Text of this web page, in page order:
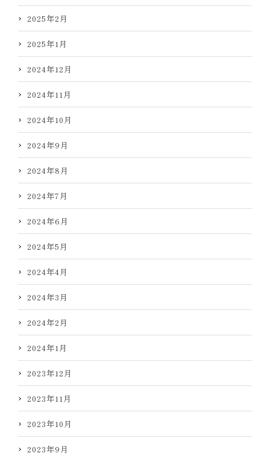
2025年2月
2025年1月
2024年12月
2024年11月
2024年10月
2024年9月
2024年8月
2024年7月
2024年6月
2024年5月
2024年4月
2024年3月
2024年2月
2024年1月
2023年12月
2023年11月
2023年10月
2023年9月